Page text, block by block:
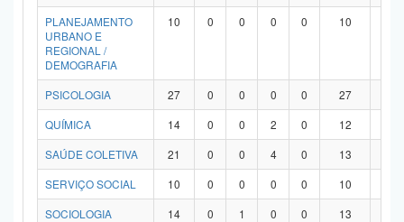
PLANEJAMENTO
URBANO E
REGIONAL /
DEMOGRAFIA
10 0 0 0 0 10
PSICOLOGIA 27 0 0 0 0 27
QUÍMICA
14 0 0 2 0 12
SAÚDE COLETIVA
21 0 0 4 0 13
SERVIÇO SOCIAL
10 0 0 0 0 10
SOCIOLOGIA
14 0 1 0 0 13